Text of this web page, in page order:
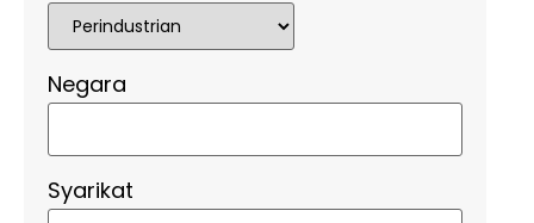
Negara
Syarikat